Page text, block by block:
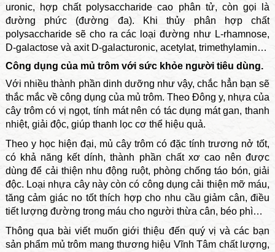
uronic, hợp chất polysaccharide cao phân tử, còn gọi là
đường phức (đường đa). Khi thủy phân hợp chất
polysaccharide sẽ cho ra các loại đường như L-rhamnose,
D-galactose và axit D-galacturonic, acetylat, trimethylamin…
Công dụng của mủ trôm với sức khỏe người tiêu dùng.
Với nhiều thành phần dinh dưỡng như vậy, chắc hẳn bạn sẽ
thắc mắc về công dụng của mủ trôm. Theo Đông y, nhựa của
cây trôm có vị ngọt, tính mát nên có tác dụng mát gan, thanh
nhiệt, giải độc, giúp thanh lọc cơ thể hiệu quả.
Theo y học hiện đại, mủ cây trôm có đặc tính trương nở tốt,
có khả năng kết dính, thành phần chất xơ cao nên được
dùng để cải thiện nhu động ruột, phòng chống táo bón, giải
độc. Loại nhựa cây này còn có công dụng cải thiện mỡ máu,
tăng cảm giác no tốt thích hợp cho nhu cầu giảm cân, điều
tiết lượng đường trong máu cho người thừa cân, béo phì…
Thông qua bài viết muốn giới thiệu đến quý vị và các bạn
sản phẩm mủ trôm mang thương hiệu Vĩnh Tâm chất lượng,